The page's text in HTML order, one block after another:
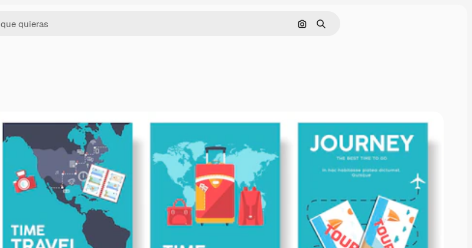
Buscar por imagen
Buscar